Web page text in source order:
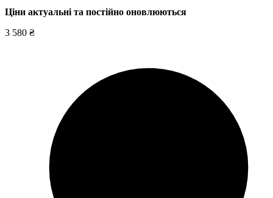
Ціни актуальні та постійно оновлюються
3 580 ₴